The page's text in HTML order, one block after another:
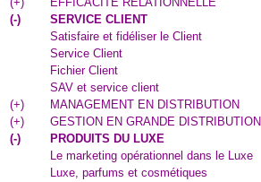
(-)
SERVICE CLIENT
Satisfaire et fidéliser le Client
Service Client
Fichier Client
SAV et service client
(+)
MANAGEMENT EN DISTRIBUTION
(+)
GESTION EN GRANDE DISTRIBUTION
(-)
PRODUITS DU LUXE
Le marketing opérationnel dans le Luxe
Luxe, parfums et cosmétiques